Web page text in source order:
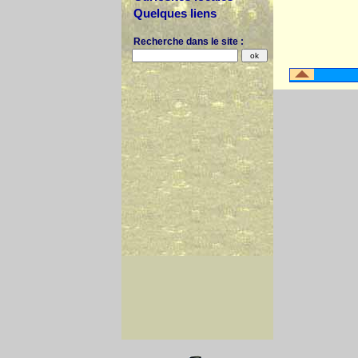
Quelques liens
Recherche dans le site :